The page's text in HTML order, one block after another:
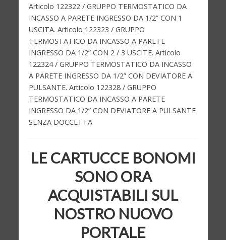
Articolo 122322 / GRUPPO TERMOSTATICO DA
INCASSO A PARETE INGRESSO DA 1/2” CON 1
USCITA. Articolo 122323 / GRUPPO
TERMOSTATICO DA INCASSO A PARETE
INGRESSO DA 1/2” CON 2 / 3 USCITE. Articolo
122324 / GRUPPO TERMOSTATICO DA INCASSO
A PARETE INGRESSO DA 1/2” CON DEVIATORE A
PULSANTE. Articolo 122328 / GRUPPO
TERMOSTATICO DA INCASSO A PARETE
INGRESSO DA 1/2” CON DEVIATORE A PULSANTE
SENZA DOCCETTA
LE CARTUCCE BONOMI
SONO ORA
ACQUISTABILI SUL
NOSTRO NUOVO
PORTALE